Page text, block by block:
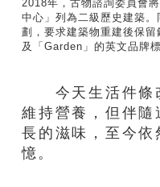
2018年，古物諮詢委員會
中心」列為二級歷史建築
劃，要求建築物重建後保
及「Garden」的英文品牌
今天生活件條
維持營養，但伴
長的滋味，至今依
憶。